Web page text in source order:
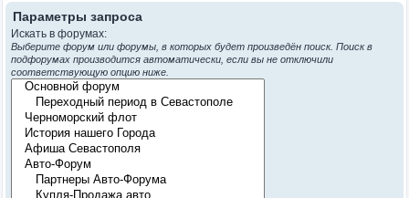
Параметры запроса
Искать в форумах:
Выберите форум или форумы, в которых будет произведён поиск. Поиск в
подфорумах производится автоматически, если вы не отключили
соответствующую опцию ниже.